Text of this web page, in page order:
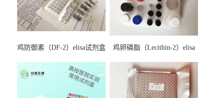
鸡防御素（DF-2）elisa试剂盒
鸡卵磷脂（Lecithin-2）elisa